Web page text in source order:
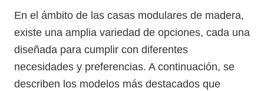
En el ámbito de las casas modulares de madera,
existe una amplia variedad de opciones, cada una
diseñada para cumplir con diferentes
necesidades y preferencias. A continuación, se
describen los modelos más destacados que